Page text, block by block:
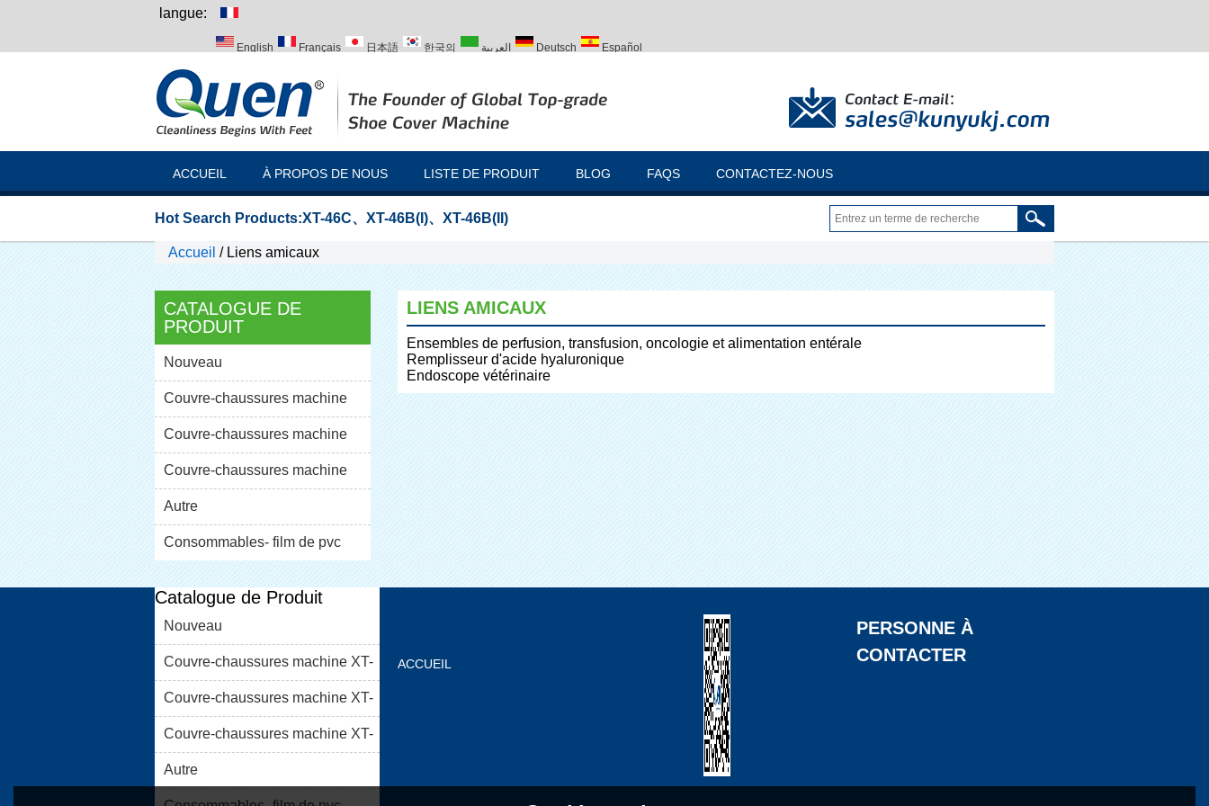
langue:
English Français 日本語 한국의 العربية Deutsch Español
ACCUEIL À PROPOS DE NOUS LISTE DE PRODUIT BLOG FAQS CONTACTEZ-NOUS
Hot Search Products:XT-46C、 XT-46B(I)、 XT-46B(II)
Accueil / Liens amicaux
CATALOGUE DE
PRODUIT
Nouveau
Couvre-chaussures machine
XT-46C
Couvre-chaussures machine
XT-46B (i)
Couvre-chaussures machine
XT-46B (II)
Autre
Consommables- film de pvc
LIENS AMICAUX
Ensembles de perfusion, transfusion, oncologie et alimentation entérale
Remplisseur d'acide hyaluronique
Endoscope vétérinaire
Catalogue de Produit
Nouveau
Couvre-chaussures machine XT-
46C
Couvre-chaussures machine XT-
46B (i)
Couvre-chaussures machine XT-
46B (II)
Autre
ACCUEIL
PERSONNE À
CONTACTER